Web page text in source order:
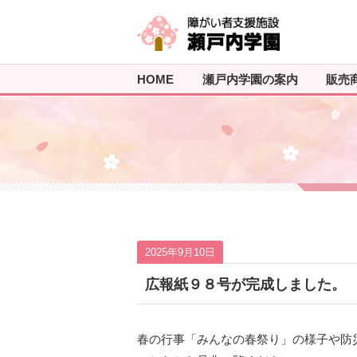
HOME 瀬戸内学園の案内 販売
2025年9月10日
広報紙９８号が完成しました。
春の行事「みんなの春祭り」の様子や